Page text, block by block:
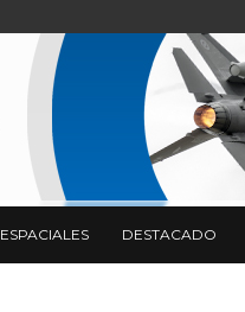
ESPACIALES DESTACADO